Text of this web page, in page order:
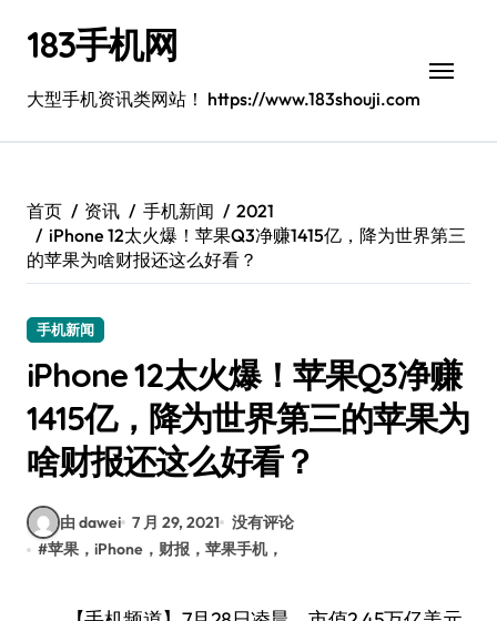
183手机网
大型手机资讯类网站！ https://www.183shouji.com
首页 资讯 手机新闻
2021
iPhone 12太火爆！苹果Q3净赚1415亿，降为世界第三
的苹果为啥财报还这么好看？
手机新闻
iPhone 12太火爆！苹果Q3净赚
1415亿，降为世界第三的苹果为
啥财报还这么好看？
由 dawei 7 月 29, 2021 没有评论
#苹果，iPhone，财报，苹果手机，